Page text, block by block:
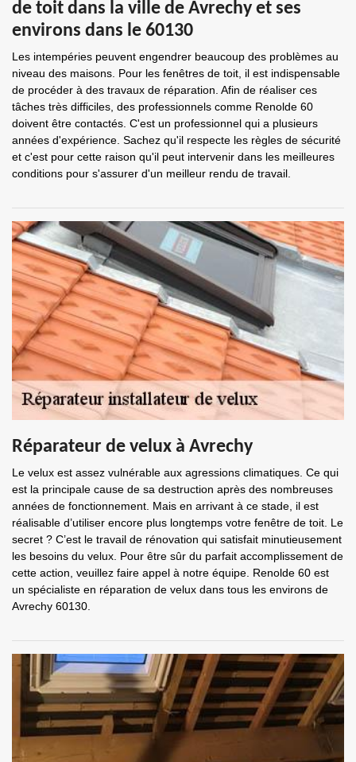
de toit dans la ville de Avrechy et ses
environs dans le 60130
Les intempéries peuvent engendrer beaucoup des problèmes au
niveau des maisons. Pour les fenêtres de toit, il est indispensable
de procéder à des travaux de réparation. Afin de réaliser ces
tâches très difficiles, des professionnels comme Renolde 60
doivent être contactés. C'est un professionnel qui a plusieurs
années d'expérience. Sachez qu'il respecte les règles de sécurité
et c'est pour cette raison qu'il peut intervenir dans les meilleures
conditions pour s'assurer d'un meilleur rendu de travail.
Réparateur de velux à Avrechy
Le velux est assez vulnérable aux agressions climatiques. Ce qui
est la principale cause de sa destruction après des nombreuses
années de fonctionnement. Mais en arrivant à ce stade, il est
réalisable d’utiliser encore plus longtemps votre fenêtre de toit. Le
secret ? C’est le travail de rénovation qui satisfait minutieusement
les besoins du velux. Pour être sûr du parfait accomplissement de
cette action, veuillez faire appel à notre équipe. Renolde 60 est
un spécialiste en réparation de velux dans tous les environs de
Avrechy 60130.